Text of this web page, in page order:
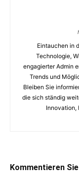
Eintauchen in
Technologie,
engagierter Admin
Trends und
Bleiben Sie
die sich ständig
Innovation,
Kommentieren